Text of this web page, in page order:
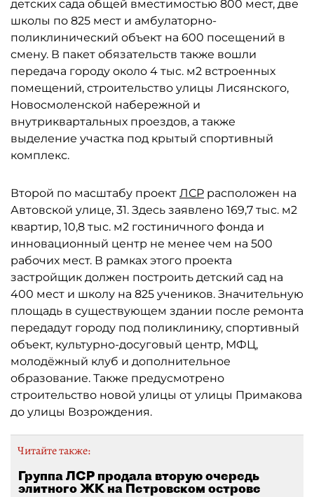
детских сада общей вместимостью 800 мест, две
школы по 825 мест и амбулаторно-
поликлинический объект на 600 посещений в
смену. В пакет обязательств также вошли
передача городу около 4 тыс. м2 встроенных
помещений, строительство улицы Лисянского,
Новосмоленской набережной и
внутриквартальных проездов, а также
выделение участка под крытый спортивный
комплекс.
Второй по масштабу проект ЛСР расположен на
Автовской улице, 31. Здесь заявлено 169,7 тыс. м2
квартир, 10,8 тыс. м2 гостиничного фонда и
инновационный центр не менее чем на 500
рабочих мест. В рамках этого проекта
застройщик должен построить детский сад на
400 мест и школу на 825 учеников. Значительную
площадь в существующем здании после ремонта
передадут городу под поликлинику, спортивный
объект, культурно-досуговый центр, МФЦ,
молодёжный клуб и дополнительное
образование. Также предусмотрено
строительство новой улицы от улицы Примакова
до улицы Возрождения.
Читайте также:
Группа ЛСР продала вторую очередь
элитного ЖК на Петровском острове